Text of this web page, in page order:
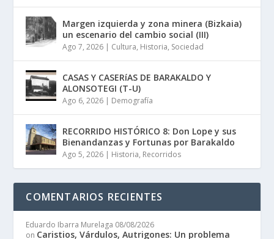
Margen izquierda y zona minera (Bizkaia)
un escenario del cambio social (III)
Ago 7, 2026 | Cultura, Historia, Sociedad
CASAS Y CASERíAS DE BARAKALDO Y
ALONSOTEGI (T-U)
Ago 6, 2026 | Demografía
RECORRIDO HISTÓRICO 8: Don Lope y sus
Bienandanzas y Fortunas por Barakaldo
Ago 5, 2026 | Historia, Recorridos
COMENTARIOS RECIENTES
Eduardo Ibarra Murelaga 08/08/2026
on Caristios, Várdulos, Autrigones: Un problema